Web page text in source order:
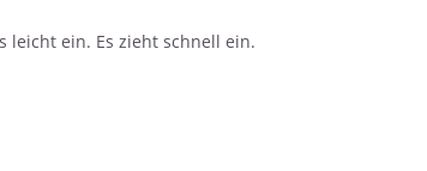
leicht ein. Es zieht schnell ein.